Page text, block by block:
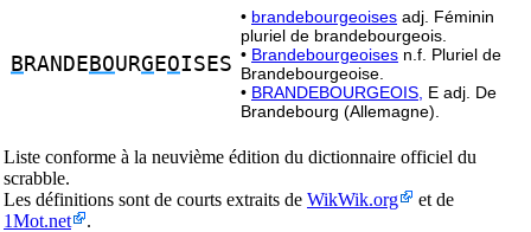
B RANDE BOURG EOISES
• brandebourgeoises adj. Féminin
pluriel de brandebourgeois.
• Brandebourgeoises n.f. Pluriel de
Brandebourgeoise.
• BRANDEBOURGEOIS, E adj. De
Brandebourg (Allemagne).
Liste conforme à la neuvième édition du dictionnaire officiel du
scrabble.
Les définitions sont de courts extraits de WikWik.org
et de
1Mot.net
.